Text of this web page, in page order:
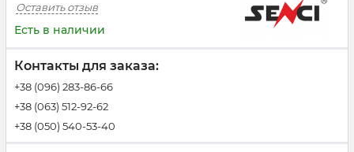
Оставить отзыв
Есть в наличии
Контакты для заказа:
+38 (096) 283-86-66
+38 (063) 512-92-62
+38 (050) 540-53-40